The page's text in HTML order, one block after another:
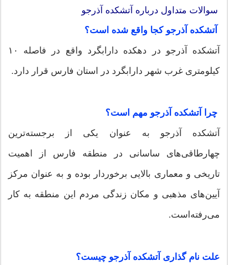
سوالات متداول درباره آتشکده آذرجو
آتشکده آذرجو کجا واقع شده است؟
آتشکده آذرجو در دهکده دارابگرد واقع در فاصله ۱۰
کیلومتری غرب شهر دارابگرد در استان فارس قرار دارد.
چرا آتشکده آذرجو مهم است؟
آتشکده آذرجو به عنوان یکی از برجسته‌ترین
چهارطاقی‌های ساسانی در منطقه فارس از اهمیت
تاریخی و معماری بالایی برخوردار بوده و به عنوان مرکز
آیین‌های مذهبی و مکان زندگی مردم این منطقه به کار
می‌رفته‌است.
علت نام گذاری آتشکده آذرجو چیست؟